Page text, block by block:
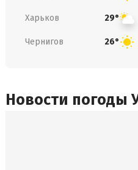
Харьков 29°
Чернигов 26°
Новости погоды